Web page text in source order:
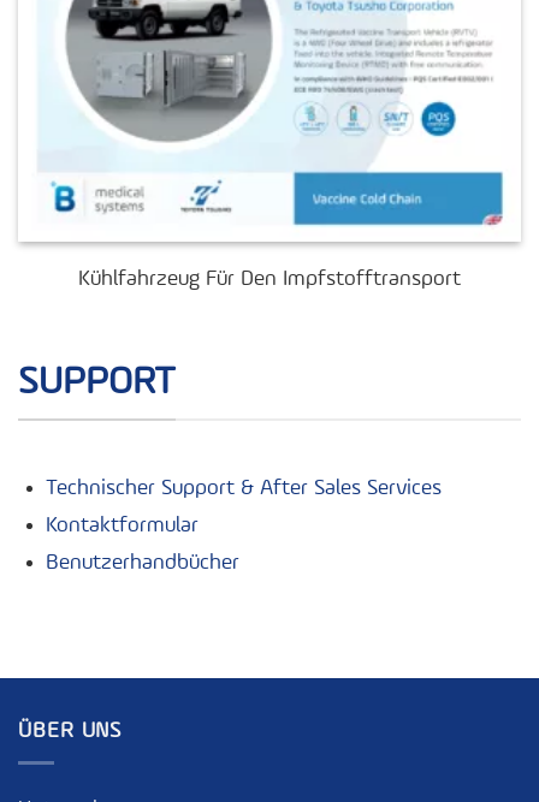
Kühlfahrzeug Für Den Impfstofftransport
SUPPORT
Technischer Support & After Sales Services
Kontaktformular
Benutzerhandbücher
ÜBER UNS